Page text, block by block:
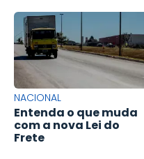
NACIONAL
Entenda o que muda
com a nova Lei do
Frete